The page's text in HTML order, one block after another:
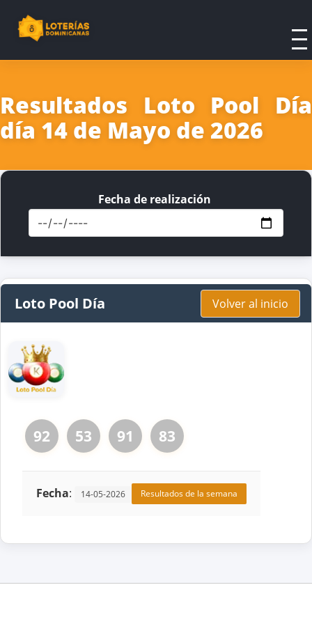
Resultados Loto Pool Día
día 14 de Mayo de 2026
Fecha de realización
Loto Pool Día Volver al inicio
92 53 91 83
Fecha: 14-05-2026 Resultados de la semana